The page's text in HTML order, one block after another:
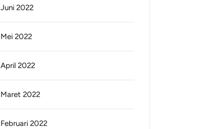
Juni 2022
Mei 2022
April 2022
Maret 2022
Februari 2022